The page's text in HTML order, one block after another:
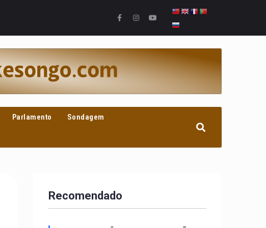
Parlamento Sondagem
Recomendado